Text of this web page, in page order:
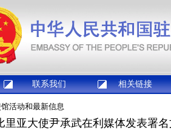
联系我们 相关链接
活动和最新信息
里亚大使尹承武在利媒体发表署